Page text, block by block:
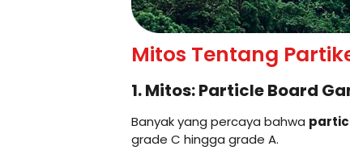
Mitos Tentang
1. Mitos: Particle Board
Banyak yang percaya bahwa
grade C hingga grade A.